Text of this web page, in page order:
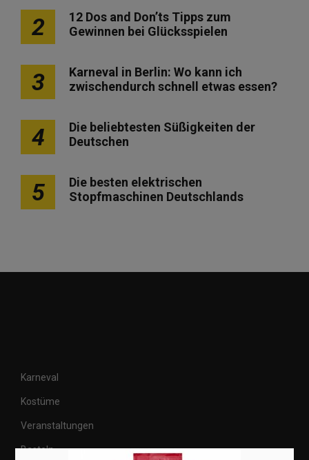
2
12 Dos and Don’ts Tipps zum
Gewinnen bei Glücksspielen
3
Karneval in Berlin: Wo kann ich
zwischendurch schnell etwas essen?
4
Die beliebtesten Süßigkeiten der
Deutschen
5
Die besten elektrischen
Stopfmaschinen Deutschlands
Karneval
Kostüme
Veranstaltungen
Basteln